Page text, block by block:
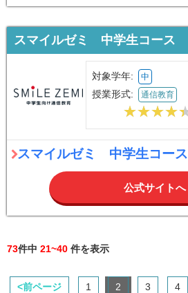
スマイルゼミ 中学生コース
対象学年: 中
授業形式: 通信教育
スマイルゼミ 中学生コース
公式サイトへ
73件中 21~40 件を表示
<前ページ 1 2 3 4